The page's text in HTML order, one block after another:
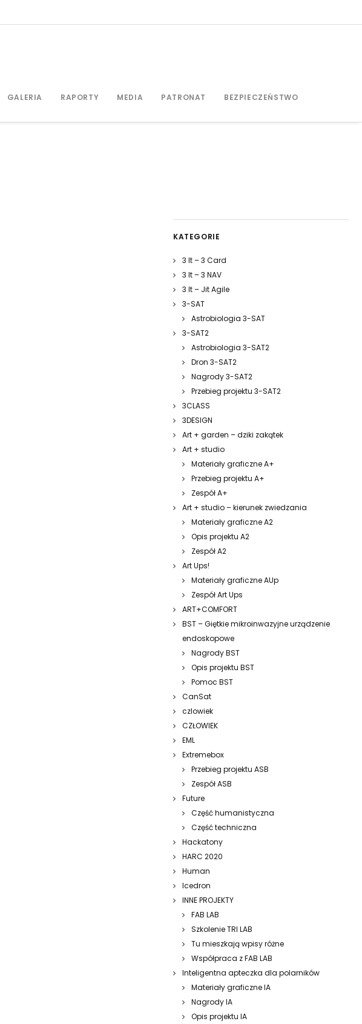
GALERIA RAPORTY MEDIA PATRONAT BEZPIECZEŃSTWO
KATEGORIE
3 It – 3 Card
3 It – 3 NAV
3 It – Jit Agile
3-SAT
Astrobiologia 3-SAT
3-SAT2
Astrobiologia 3-SAT2
Dron 3-SAT2
Nagrody 3-SAT2
Przebieg projektu 3-SAT2
3CLASS
3DESIGN
Art + garden – dziki zakątek
Art + studio
Materiały graficzne A+
Przebieg projektu A+
Zespół A+
Art + studio – kierunek zwiedzania
Materiały graficzne A2
Opis projektu A2
Zespół A2
Art Ups!
Materiały graficzne AUp
Zespół Art Ups
ART+COMFORT
BST – Giętkie mikroinwazyjne urządzenie
endoskopowe
Nagrody BST
Opis projektu BST
Pomoc BST
CanSat
czlowiek
CZŁOWIEK
EML
Extremebox
Przebieg projektu ASB
Zespół ASB
Future
Część humanistyczna
Część techniczna
Hackatony
HARC 2020
Human
Icedron
INNE PROJEKTY
FAB LAB
Szkolenie TRI LAB
Tu mieszkają wpisy różne
Współpraca z FAB LAB
Inteligentna apteczka dla polarników
Materiały graficzne IA
Nagrody IA
Opis projektu IA